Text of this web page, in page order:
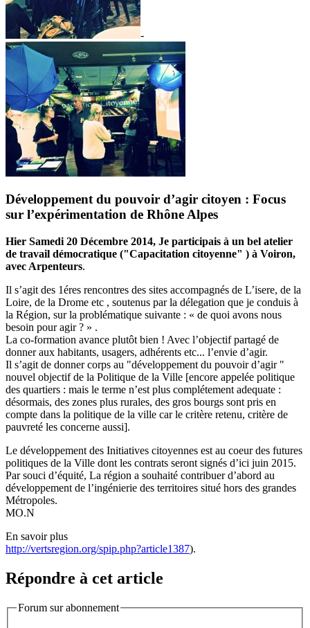
-
Développement du pouvoir d’agir citoyen : Focus
sur l’expérimentation de Rhône Alpes
Hier Samedi 20 Décembre 2014, Je participais à un bel atelier
de travail démocratique ("Capacitation citoyenne" ) à Voiron,
avec Arpenteurs.
Il s’agit des 1éres rencontres des sites accompagnés de L’isere, de la
Loire, de la Drome etc , soutenus par la délegation que je conduis à
la Région, sur la problématique suivante : « de quoi avons nous
besoin pour agir ? » .
La co-formation avance plutôt bien ! Avec l’objectif partagé de
donner aux habitants, usagers, adhérents etc... l’envie d’agir.
Il s’agit de donner corps au "développement du pouvoir d’agir "
nouvel objectif de la Politique de la Ville [encore appelée politique
des quartiers : mais le terme n’est plus complétement adequate :
désormais, des zones plus rurales, des gros bourgs sont pris en
compte dans la politique de la ville car le critère retenu, critère de
pauvreté les concerne aussi].
Le développement des Initiatives citoyennes est au coeur des futures
politiques de la Ville dont les contrats seront signés d’ici juin 2015.
Par souci d’équité, La région a souhaité contribuer d’abord au
développement de l’ingénierie des territoires situé hors des grandes
Métropoles.
MO.N
En savoir plus
http://vertsregion.org/spip.php?article1387).
Répondre à cet article
Forum sur abonnement